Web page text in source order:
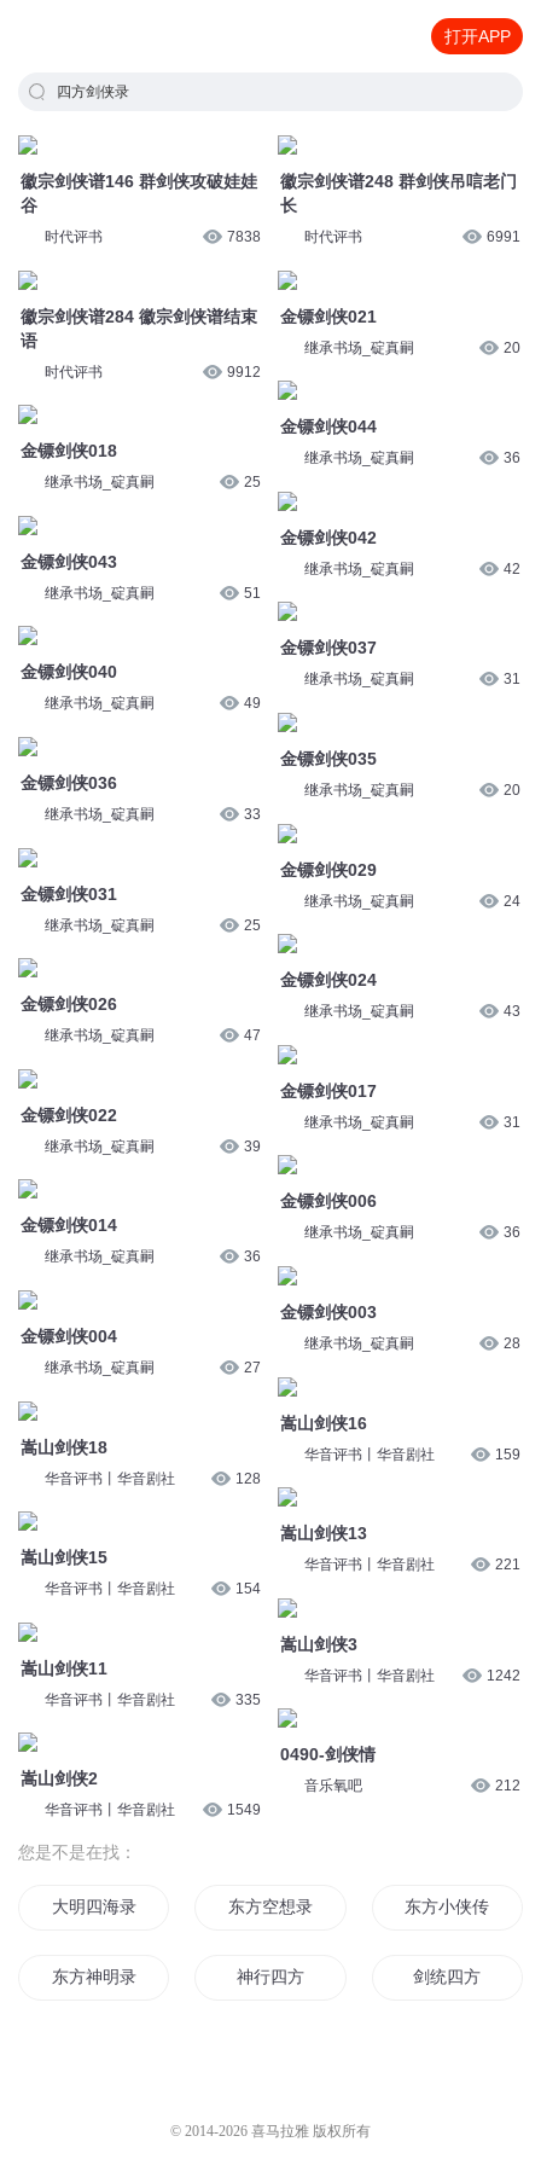
打开APP
四方剑侠录
徽宗剑侠谱146 群剑侠攻破娃娃
谷
时代评书 7838
徽宗剑侠谱284 徽宗剑侠谱结束
语
时代评书 9912
金镖剑侠018
继承书场_碇真嗣 25
金镖剑侠043
继承书场_碇真嗣 51
金镖剑侠040
继承书场_碇真嗣 49
金镖剑侠036
继承书场_碇真嗣 33
金镖剑侠031
继承书场_碇真嗣 25
金镖剑侠026
继承书场_碇真嗣 47
金镖剑侠022
继承书场_碇真嗣 39
金镖剑侠014
继承书场_碇真嗣 36
金镖剑侠004
继承书场_碇真嗣 27
嵩山剑侠18
华音评书丨华音剧社 128
嵩山剑侠15
华音评书丨华音剧社 154
嵩山剑侠11
华音评书丨华音剧社 335
嵩山剑侠2
华音评书丨华音剧社 1549
徽宗剑侠谱248 群剑侠吊唁老门
长
时代评书 6991
金镖剑侠021
继承书场_碇真嗣 20
金镖剑侠044
继承书场_碇真嗣 36
金镖剑侠042
继承书场_碇真嗣 42
金镖剑侠037
继承书场_碇真嗣 31
金镖剑侠035
继承书场_碇真嗣 20
金镖剑侠029
继承书场_碇真嗣 24
金镖剑侠024
继承书场_碇真嗣 43
金镖剑侠017
继承书场_碇真嗣 31
金镖剑侠006
继承书场_碇真嗣 36
金镖剑侠003
继承书场_碇真嗣 28
嵩山剑侠16
华音评书丨华音剧社 159
嵩山剑侠13
华音评书丨华音剧社 221
嵩山剑侠3
华音评书丨华音剧社 1242
0490-剑侠情
音乐氧吧 212
您是不是在找：
大明四海录 东方空想录 东方小侠传
东方神明录 神行四方 剑统四方
© 2014-2026 喜马拉雅 版权所有